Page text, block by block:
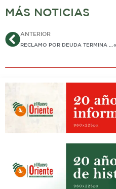
MÁS NOTICIAS
AntANTERIOR